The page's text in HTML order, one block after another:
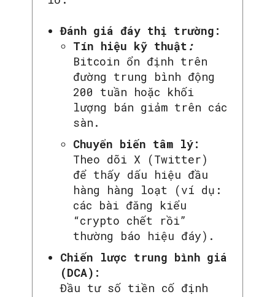
Đánh giá đáy thị trường:
Tín hiệu kỹ thuật :
Bitcoin ổn định trên
đường trung bình động
200 tuần hoặc khối
lượng bán giảm trên các
sàn.
Chuyển biến tâm lý:
Theo dõi X (Twitter)
để thấy dấu hiệu đầu
hàng hàng loạt (ví dụ:
các bài đăng kiểu
“crypto chết rồi”
thường báo hiệu đáy).
Chiến lược trung bình giá
(DCA):
Đầu tư số tiền cố định